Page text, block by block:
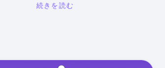
続きを読む